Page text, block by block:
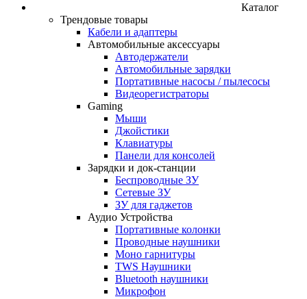
Каталог
Трендовые товары
Кабели и адаптеры
Автомобильные аксессуары
Автодержатели
Автомобильные зарядки
Портативные насосы / пылесосы
Видеорегистраторы
Gaming
Мыши
Джойстики
Клавиатуры
Панели для консолей
Зарядки и док-станции
Беспроводные ЗУ
Сетевые ЗУ
ЗУ для гаджетов
Аудио Устройства
Портативные колонки
Проводные наушники
Моно гарнитуры
TWS Наушники
Bluetooth наушники
Микрофон